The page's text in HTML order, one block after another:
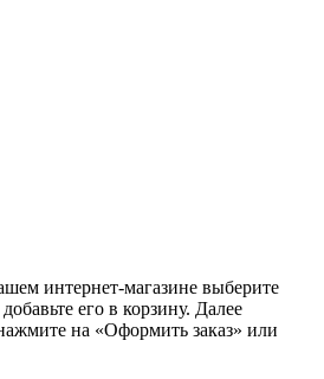
интернет-магазине выберите
его в корзину. Далее
на «Оформить заказ» или